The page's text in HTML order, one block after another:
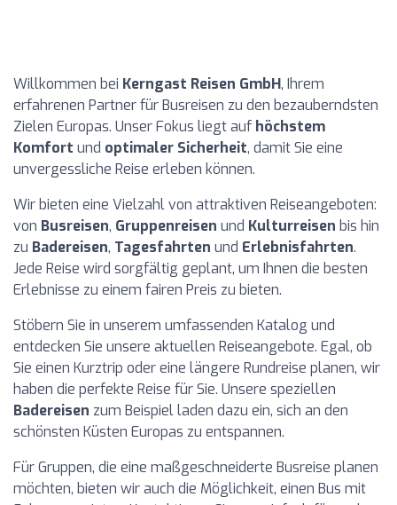
Willkommen bei Kerngast Reisen GmbH, Ihrem
erfahrenen Partner für Busreisen zu den bezauberndsten
Zielen Europas. Unser Fokus liegt auf höchstem
Komfort und optimaler Sicherheit, damit Sie eine
unvergessliche Reise erleben können.
Wir bieten eine Vielzahl von attraktiven Reiseangeboten:
von Busreisen, Gruppenreisen und Kulturreisen bis hin
zu Badereisen, Tagesfahrten und Erlebnisfahrten.
Jede Reise wird sorgfältig geplant, um Ihnen die besten
Erlebnisse zu einem fairen Preis zu bieten.
Stöbern Sie in unserem umfassenden Katalog und
entdecken Sie unsere aktuellen Reiseangebote. Egal, ob
Sie einen Kurztrip oder eine längere Rundreise planen, wir
haben die perfekte Reise für Sie. Unsere speziellen
Badereisen zum Beispiel laden dazu ein, sich an den
schönsten Küsten Europas zu entspannen.
Für Gruppen, die eine maßgeschneiderte Busreise planen
möchten, bieten wir auch die Möglichkeit, einen Bus mit